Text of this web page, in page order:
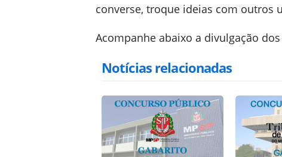
converse, troque ideias com outros
Acompanhe abaixo a divulgação
Notícias relacionadas